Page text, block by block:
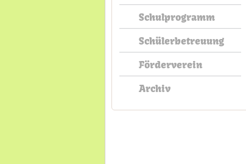
Schulprogramm
Schülerbetreuung
Förderverein
Archiv